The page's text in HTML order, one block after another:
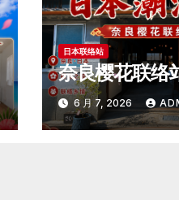
日本联络站
奈良樱花联络
6 月 7, 2026